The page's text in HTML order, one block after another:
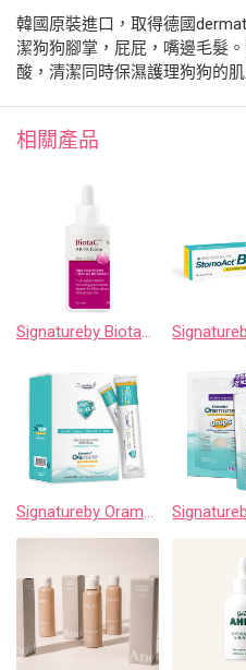
韓國原裝進口，取得德國
潔狗狗腳掌，屁屁，嘴邊毛髮
酸，清潔同時保濕護理狗狗的肌
相關產品
Signatureby BiotaC AR-78 貓咪玻尿酸保養液
Signatureby Oramune 潔牙保健肉泥條